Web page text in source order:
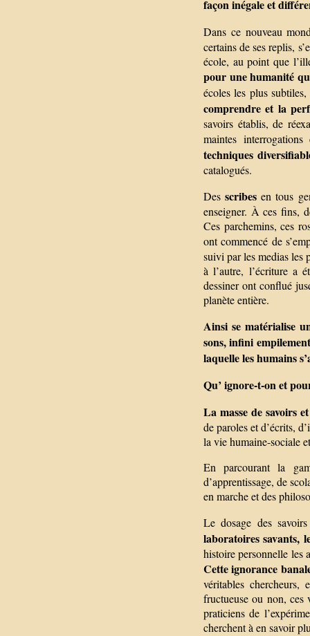
façon inégale et
Dans ce nouveau
certains de ses replis,
école, au point que
pour une humanité
écoles les plus subtiles,
comprendre et la
savoirs établis, de
maintes
techniques
catalogués.
Des scribesen tous
enseigner. À ces fins,
Ces parchemins, ces
ont commencé de
suivi par les medias les
à l’autre, l’écriture a
dessiner ont conflué
planète entière.
Ainsi se matérialise
sons, infini
laquelle les humains
Qu’ ignore-t-on et
La masse de savoirs
de paroles et d’écrits,
la vie humaine-sociale
En parcourant la
d’apprentissage, de
en marche et des
Le dosage des
laboratoires savants,
histoire personnelle les
Cette ignorance
véritables
fructueuse ou non, ces
praticiens de
cherchent à en savoir